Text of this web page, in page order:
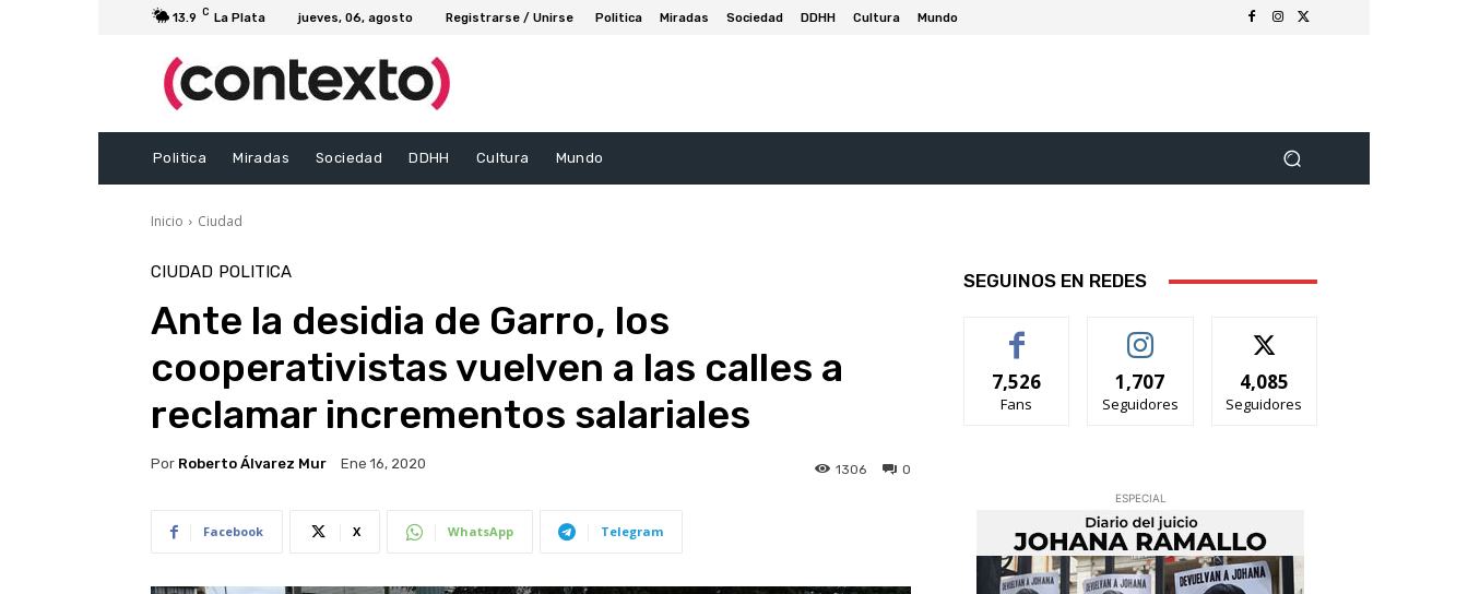
13.9 C La Plata jueves, 06, agosto Registrarse / Unirse Politica Miradas Sociedad DDHH Cultura Mundo
Politica Miradas Sociedad DDHH Cultura Mundo
Inicio Ciudad
CIUDAD POLITICA
Ante la desidia de Garro, los
cooperativistas vuelven a las calles a
reclamar incrementos salariales
Por Roberto Álvarez Mur Ene 16, 2020 0
1306
Facebook X WhatsApp Telegram
SEGUINOS EN REDES
7,526
Fans
1,707
Seguidores
4,085
Seguidores
ESPECIAL